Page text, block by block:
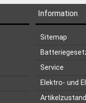
Information
Sitemap
Service
Elektro- und
Artikelzustand